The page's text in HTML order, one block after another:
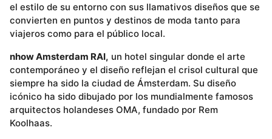
el estilo de su entorno con sus llamativos diseños que se
convierten en puntos y destinos de moda tanto para
viajeros como para el público local.
nhow Amsterdam RAI, un hotel singular donde el arte
contemporáneo y el diseño reflejan el crisol cultural que
siempre ha sido la ciudad de Ámsterdam. Su diseño
icónico ha sido dibujado por los mundialmente famosos
arquitectos holandeses OMA, fundado por Rem
Koolhaas.